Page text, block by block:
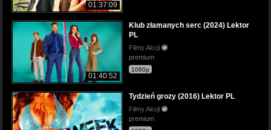
01:37:09
01:40:52
Klub złamanych serc (2024) Lektor
PL
Filmy Akcji
premium
1080p
Tydzień grozy (2016) Lektor PL
Filmy Akcji
premium